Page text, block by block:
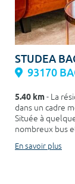
STUDEA
93170
5.40 km- La
dans un cadre
Située à
nombreux bus
En savoir plus